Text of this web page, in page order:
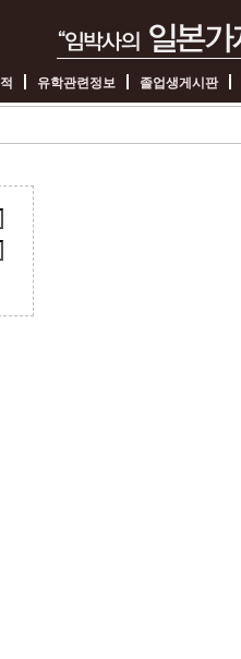
유학관련정보 졸업생게시판